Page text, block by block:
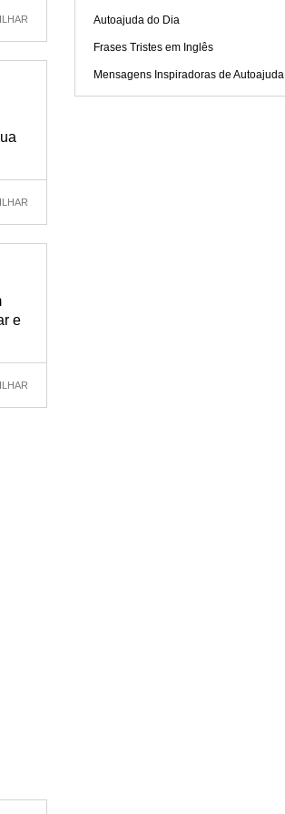
e
Autoajuda do Dia
Frases Tristes em Inglês
Mensagens Inspiradoras de Autoajuda